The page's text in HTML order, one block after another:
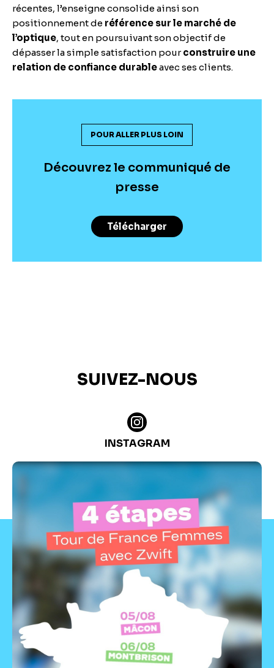
récentes, l’enseigne consolide ainsi son
positionnement de référence sur le marché de
l’optique, tout en poursuivant son objectif de
dépasser la simple satisfaction pourconstruire une
relation de confiance durableavec ses clients.
POUR ALLER PLUS LOIN
Découvrez le communiqué de
presse
Télécharger
SUIVEZ-NOUS
INSTAGRAM